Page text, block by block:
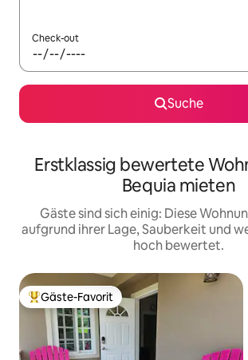
Check-out
Suche
Erstklassig bewertete
Bequia mieten
Gäste sind sich einig: Diese
aufgrund ihrer Lage, Sauberkeit und
hoch bewertet.
Beliebter Gäste-Favorit.
Gäste-Favorit